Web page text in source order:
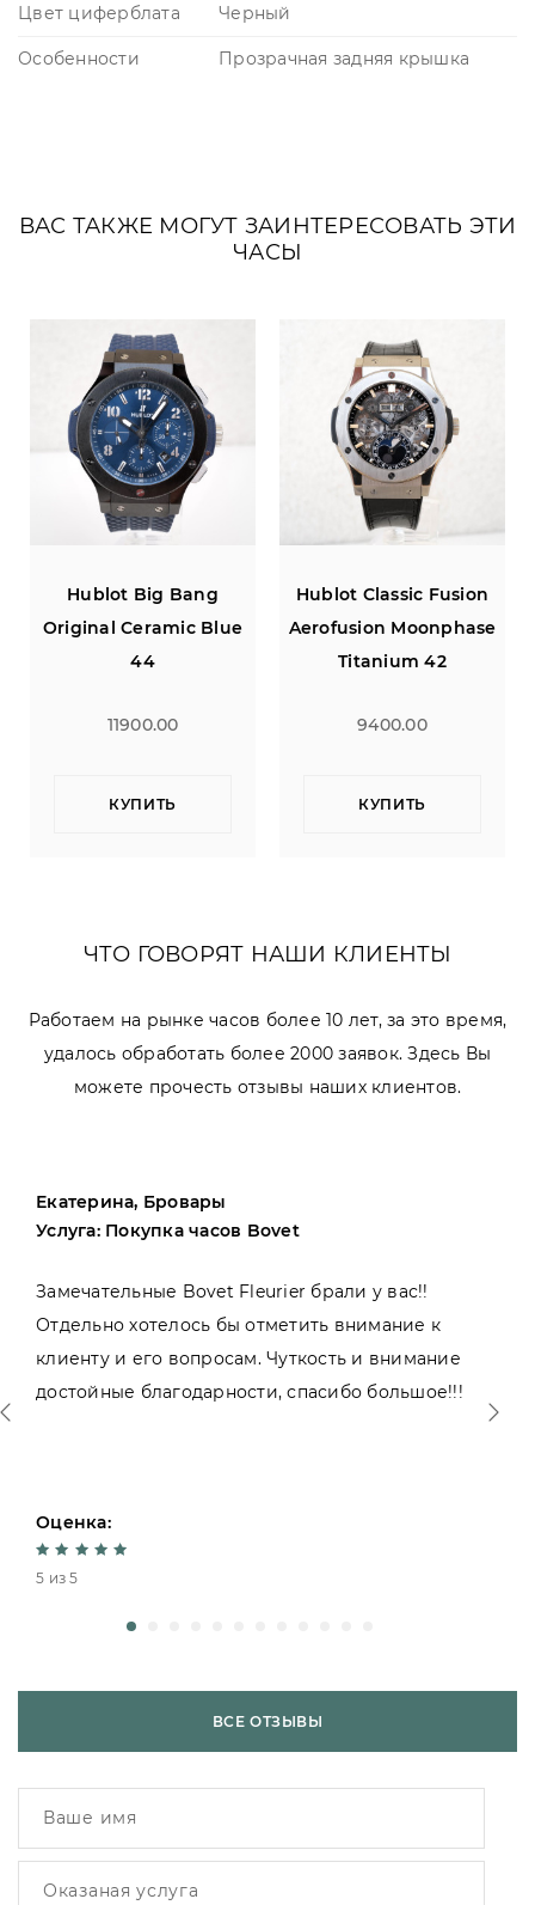
Цвет циферблата Черный
Особенности Прозрачная задняя крышка
ВАС ТАКЖЕ МОГУТ ЗАИНТЕРЕСОВАТЬ ЭТИ
ЧАСЫ
Blue
Hublot Classic Fusion
Aerofusion Moonphase
Titanium 42
9400.00
КУПИТЬ
Hublot Big Bang
Original Ceramic
44
11900.00
КУПИТЬ
ЧТО ГОВОРЯТ НАШИ КЛИЕНТЫ
Работаем на рынке часов более 10 лет, за это время,
удалось обработать более 2000 заявок. Здесь Вы
можете прочесть отзывы наших клиентов.
Екатерина, Бровары
Услуга: Покупка часов Bovet
Замечательные Bovet Fleurier брали у вас!!
Отдельно хотелось бы отметить внимание к
клиенту и его вопросам. Чуткость и внимание
достойные благодарности, спасибо большое!!!
Оценка:
5 из 5
ВСЕ ОТЗЫВЫ